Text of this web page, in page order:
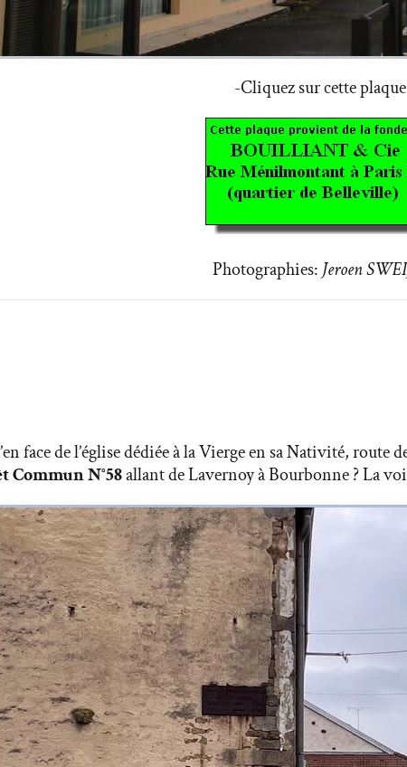
-Cliquez sur cette
Photographies: Jeroen
face de l’église dédiée à la Vierge en sa Nativité,
Commun N°58allant de Lavernoy à Bourbonne ? La